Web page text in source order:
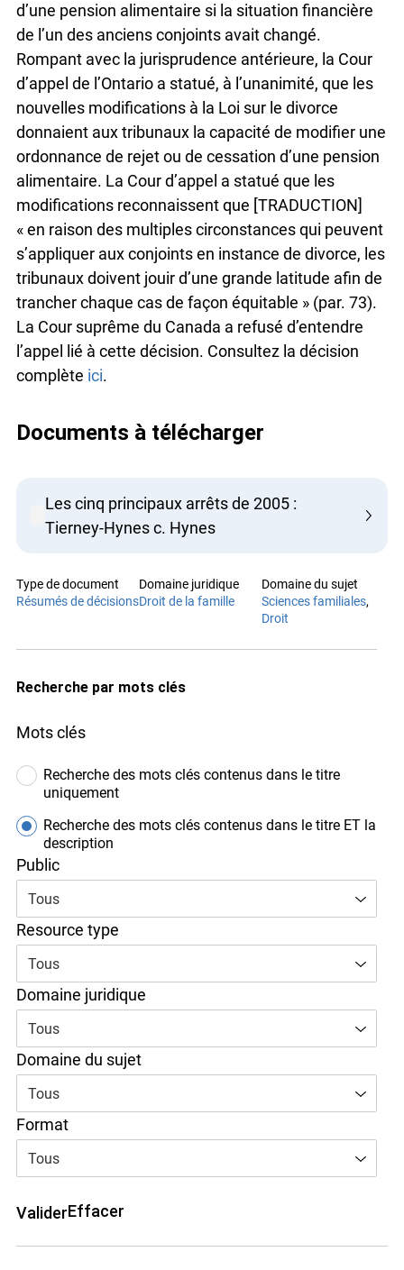
d’une pension alimentaire si la situation financière
de l’un des anciens conjoints avait changé.
Rompant avec la jurisprudence antérieure, la Cour
d’appel de l’Ontario a statué, à l’unanimité, que les
nouvelles modifications à la Loi sur le divorce
donnaient aux tribunaux la capacité de modifier une
ordonnance de rejet ou de cessation d’une pension
alimentaire. La Cour d’appel a statué que les
modifications reconnaissent que [TRADUCTION]
« en raison des multiples circonstances qui peuvent
s’appliquer aux conjoints en instance de divorce, les
tribunaux doivent jouir d’une grande latitude afin de
trancher chaque cas de façon équitable » (par. 73).
La Cour suprême du Canada a refusé d’entendre
l’appel lié à cette décision. Consultez la décision
complète ici.
Documents à télécharger
Les cinq principaux arrêts de 2005 :
Tierney-Hynes c. Hynes
Type de document
Résumés de décisions
Domaine juridique
Droit de la famille
Domaine du sujet
Sciences familiales
Droit
Recherche par mots clés
Mots clés
Recherche des mots clés contenus dans le titre
uniquement
Recherche des mots clés contenus dans le titre ET la
description
Public
Tous
Resource type
Tous
Domaine juridique
Tous
Domaine du sujet
Tous
Format
Tous
ValiderEffacer